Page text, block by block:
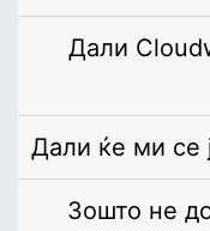
Дали
Дали ќе ми се
Зошто не